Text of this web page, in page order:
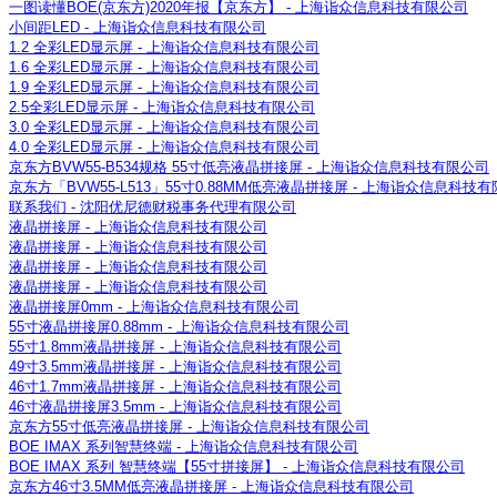
一图读懂BOE(京东方)2020年报【京东方】 - 上海诣众信息科技有限公司
小间距LED - 上海诣众信息科技有限公司
1.2 全彩LED显示屏 - 上海诣众信息科技有限公司
1.6 全彩LED显示屏 - 上海诣众信息科技有限公司
1.9 全彩LED显示屏 - 上海诣众信息科技有限公司
2.5全彩LED显示屏 - 上海诣众信息科技有限公司
3.0 全彩LED显示屏 - 上海诣众信息科技有限公司
4.0 全彩LED显示屏 - 上海诣众信息科技有限公司
京东方BVW55-B534规格 55寸低亮液晶拼接屏 - 上海诣众信息科技有限公司
京东方「BVW55-L513」55寸0.88MM低亮液晶拼接屏 - 上海诣众信息科技有
联系我们 - 沈阳优尼德财税事务代理有限公司
液晶拼接屏 - 上海诣众信息科技有限公司
液晶拼接屏 - 上海诣众信息科技有限公司
液晶拼接屏 - 上海诣众信息科技有限公司
液晶拼接屏 - 上海诣众信息科技有限公司
液晶拼接屏0mm - 上海诣众信息科技有限公司
55寸液晶拼接屏0.88mm - 上海诣众信息科技有限公司
55寸1.8mm液晶拼接屏 - 上海诣众信息科技有限公司
49寸3.5mm液晶拼接屏 - 上海诣众信息科技有限公司
46寸1.7mm液晶拼接屏 - 上海诣众信息科技有限公司
46寸液晶拼接屏3.5mm - 上海诣众信息科技有限公司
京东方55寸低亮液晶拼接屏 - 上海诣众信息科技有限公司
BOE IMAX 系列智慧终端 - 上海诣众信息科技有限公司
BOE IMAX 系列 智慧终端【55寸拼接屏】 - 上海诣众信息科技有限公司
京东方46寸3.5MM低亮液晶拼接屏 - 上海诣众信息科技有限公司